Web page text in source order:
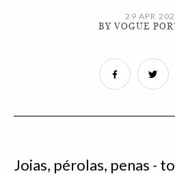
29 APR
BY VOGUE
Joias, pérolas, penas -